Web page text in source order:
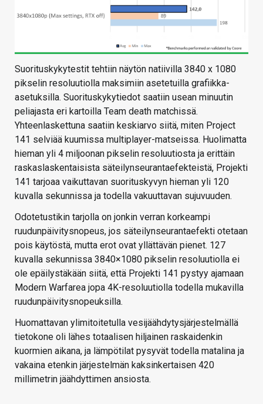
Suorituskykytestit tehtiin näytön natiivilla 3840 x 1080
pikselin resoluutiolla maksimiin asetetuilla grafiikka-
asetuksilla. Suorituskykytiedot saatiin usean minuutin
peliajasta eri kartoilla Team death matchissä.
Yhteenlaskettuna saatiin keskiarvo siitä, miten Project
141 selviää kuumissa multiplayer-matseissa. Huolimatta
hieman yli 4 miljoonan pikselin resoluutiosta ja erittäin
raskaslaskentaisista säteilynseurantaefekteistä, Projekti
141 tarjoaa vaikuttavan suorituskyvyn hieman yli 120
kuvalla sekunnissa ja todella vakuuttavan sujuvuuden.
Odotetustikin tarjolla on jonkin verran korkeampi
ruudunpäivitysnopeus, jos säteilynseurantaefekti otetaan
pois käytöstä, mutta erot ovat yllättävän pienet. 127
kuvalla sekunnissa 3840×1080 pikselin resoluutiolla ei
ole epäilystäkään siitä, että Projekti 141 pystyy ajamaan
Modern Warfarea jopa 4K-resoluutiolla todella mukavilla
ruudunpäivitysnopeuksilla.
Huomattavan ylimitoitetulla vesijäähdytysjärjestelmällä
tietokone oli lähes totaalisen hiljainen raskaidenkin
kuormien aikana, ja lämpötilat pysyvät todella matalina ja
vakaina etenkin järjestelmän kaksinkertaisen 420
millimetrin jäähdyttimen ansiosta.